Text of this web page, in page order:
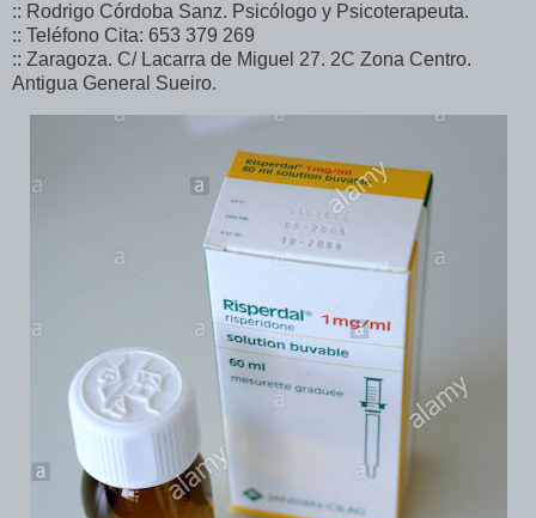
:: Rodrigo Córdoba Sanz. Psicólogo y Psicoterapeuta.
:: Teléfono Cita: 653 379 269
:: Zaragoza. C/ Lacarra de Miguel 27. 2C Zona Centro.
Antigua General Sueiro.